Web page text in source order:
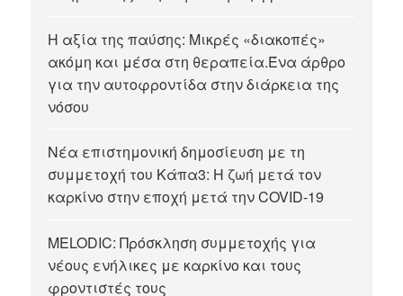
Η αξία της παύσης: Μικρές «διακοπές»
ακόμη και μέσα στη θεραπεία.Ένα άρθρο
για την αυτοφροντίδα στην διάρκεια της
νόσου
Νέα επιστημονική δημοσίευση με τη
συμμετοχή του Κάπα3: Η ζωή μετά τον
καρκίνο στην εποχή μετά την COVID-19
MELODIC: Πρόσκληση συμμετοχής για
νέους ενήλικες με καρκίνο και τους
φροντιστές τους